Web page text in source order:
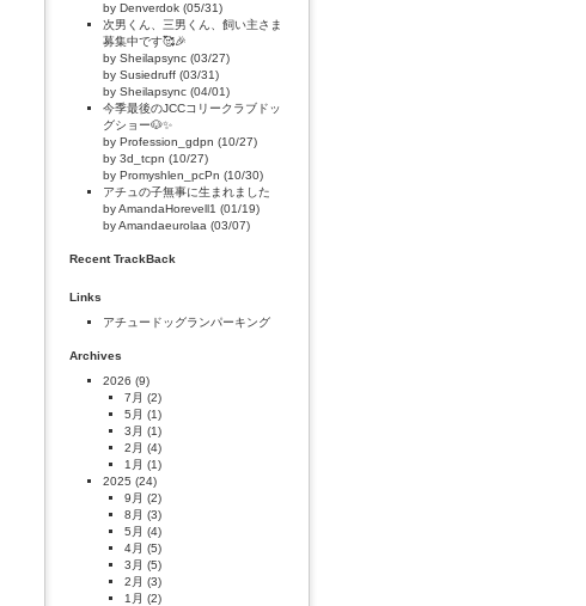
by Denverdok (05/31)
次男くん、三男くん、飼い主さま
募集中です🥰🎉
by Sheilapsync (03/27)
by Susiedruff (03/31)
by Sheilapsync (04/01)
今季最後のJCCコリークラブドッ
グショー🐶✨
by Profession_gdpn (10/27)
by 3d_tcpn (10/27)
by Promyshlen_pcPn (10/30)
アチュの子無事に生まれました
by AmandaHorevell1 (01/19)
by Amandaeurolaa (03/07)
Recent TrackBack
Links
アチュードッグランパーキング
Archives
2026 (9)
7月 (2)
5月 (1)
3月 (1)
2月 (4)
1月 (1)
2025 (24)
9月 (2)
8月 (3)
5月 (4)
4月 (5)
3月 (5)
2月 (3)
1月 (2)